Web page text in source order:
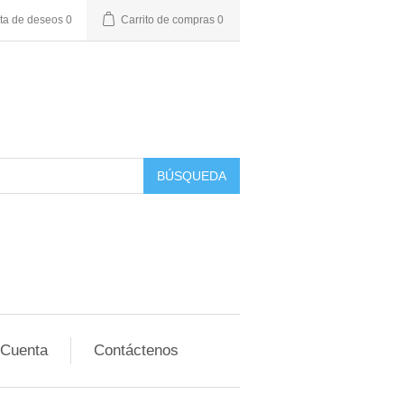
de deseos 0 Carrito de compras 0
BÚSQUEDA
Contáctenos